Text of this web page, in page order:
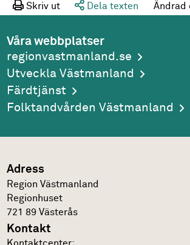
Skriv ut Dela texten Ändrad
Våra webbplatser
regionvastmanland.se
Utveckla Västmanland
Färdtjänst
Folktandvården Västmanland
Adress
Region Västmanland
Regionhuset
721 89 Västerås
Kontakt